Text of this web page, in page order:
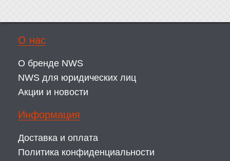
О нас
О бренде NWS
NWS для юридических лиц
Акции и новости
Информация
Доставка и оплата
Политика конфиденциальности